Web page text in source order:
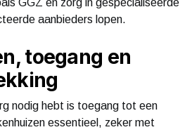
aanbieders lopen.
toegang en
nodig hebt is toegang tot een
essentieel, zeker met